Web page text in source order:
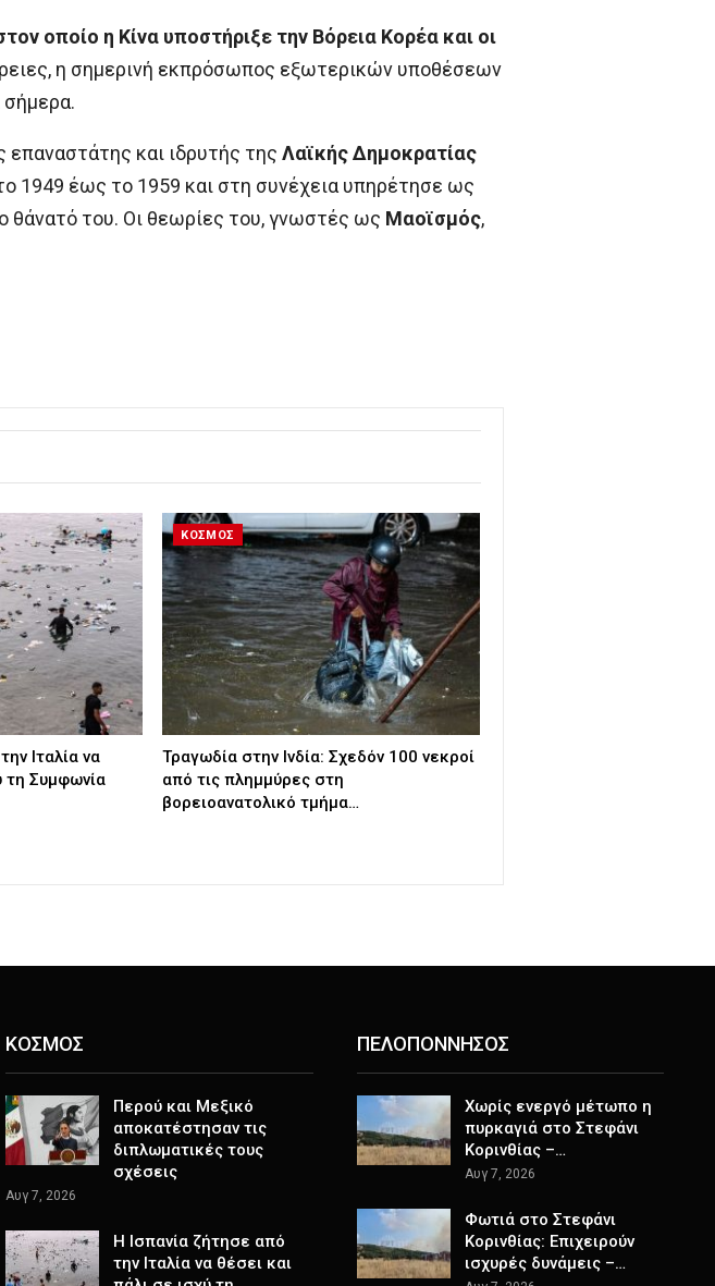
οποίο η Κίνα υποστήριξε την Βόρεια Κορέα και οι
η σημερινή εκπρόσωπος εξωτερικών υποθέσεων
σήμερα.
επαναστάτης και ιδρυτής της Λαϊκής Δημοκρατίας
1949 έως το 1959 και στη συνέχεια υπηρέτησε ως
θάνατό του. Οι θεωρίες του, γνωστές ως Μαοϊσμός,
Ιταλία να
τη Συμφωνία
ΚΟΣΜΟΣ
Τραγωδία στην Ινδία: Σχεδόν 100 νεκροί
από τις πλημμύρες στη
βορειοανατολικό τμήμα…
ΚΟΣΜΟΣ
Περού και Μεξικό
αποκατέστησαν τις
διπλωματικές τους
σχέσεις
Αυγ 7, 2026
H Ισπανία ζήτησε από
την Ιταλία να θέσει και
ΠΕΛΟΠΟΝΝΗΣΟΣ
Χωρίς ενεργό μέτωπο η
πυρκαγιά στο Στεφάνι
Κορινθίας –…
Αυγ 7, 2026
Φωτιά στο Στεφάνι
Κορινθίας: Επιχειρούν
ισχυρές δυνάμεις –…